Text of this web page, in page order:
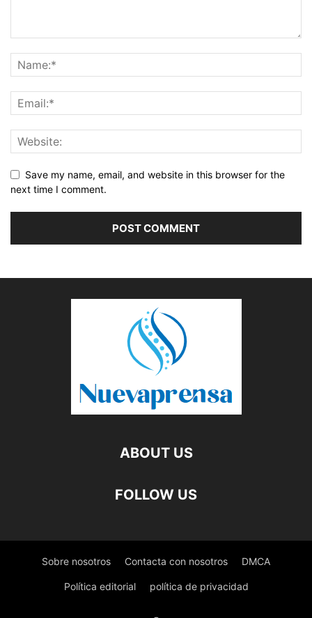
Save my name, email, and website in this browser for the
next time I comment.
ABOUT US
FOLLOW US
Sobre nosotros Contacta con nosotros DMCA
Política editorial política de privacidad